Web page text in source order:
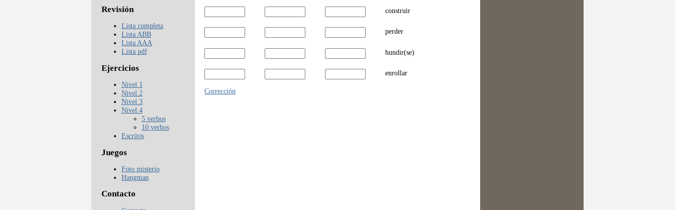
construir
perder
hundir(se)
enrollar
Corrección
Revisión
Lista completa
Lista ABB
Lista AAA
Lista pdf
Ejercicios
Nivel 1
Nivel 2
Nivel 3
Nivel 4
5 verbos
10 verbos
Escritos
Juegos
Foto misterio
Hangman
Contacto